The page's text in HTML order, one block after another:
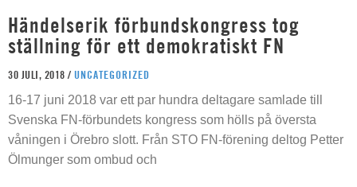
Händelserik förbundskongress tog
ställning för ett demokratiskt FN
30 JULI, 2018 / UNCATEGORIZED
16-17 juni 2018 var ett par hundra deltagare samlade till
Svenska FN-förbundets kongress som hölls på översta
våningen i Örebro slott. Från STO FN-förening deltog Petter
Ölmunger som ombud och